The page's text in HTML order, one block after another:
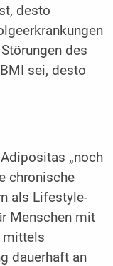
desto
des
sei, desto
„noch
chronische
als Lifestyle-
Menschen mit
mittels
dauerhaft an